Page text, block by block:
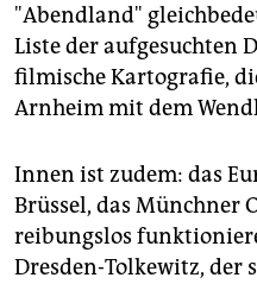
"Abendland"
Liste der aufgesuchten
filmische Kartografie,
Arnheim mit dem
Innen ist zudem: das
Brüssel, das Münchner
reibungslos
Dresden-Tolkewitz, der